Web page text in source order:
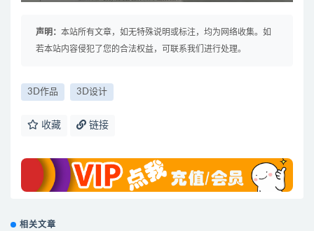
声明： 本站所有文章，如无特殊说明或标注，均为网络收集。如
若本站内容侵犯了您的合法权益，可联系我们进行处理。
3D作品 3D设计
收藏 链接
相关文章